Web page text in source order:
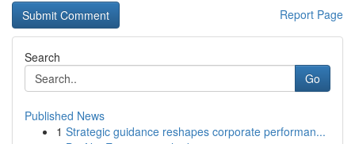
Report Page
Search
Go
Published News
1 Strategic guidance reshapes corporate performan...